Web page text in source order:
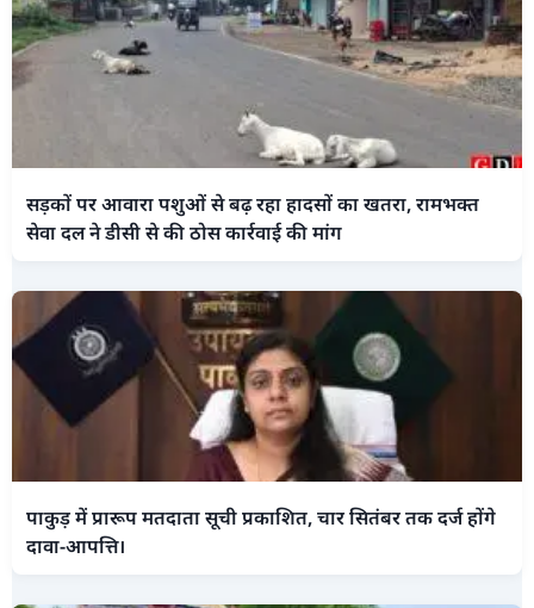
सड़कों पर आवारा पशुओं से बढ़ रहा हादसों का खतरा, रामभक्त
सेवा दल ने डीसी से की ठोस कार्रवाई की मांग
पाकुड़ में प्रारूप मतदाता सूची प्रकाशित, चार सितंबर तक दर्ज होंगे
दावा-आपत्ति।